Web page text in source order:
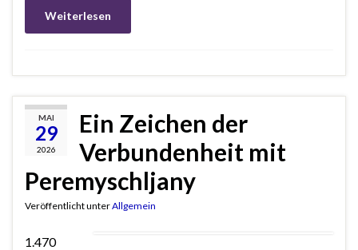
Weiterlesen
MAI
29
2026
Ein Zeichen der
Verbundenheit mit
Peremyschljany
Veröffentlicht unterAllgemein
1.470